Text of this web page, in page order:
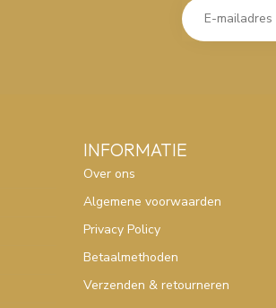
INFORMATIE
Over ons
Algemene voorwaarden
Privacy Policy
Betaalmethoden
Verzenden & retourneren